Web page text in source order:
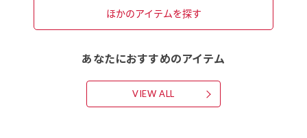
ほかのアイテムを探す
あなたにおすすめのアイテム
VIEW ALL